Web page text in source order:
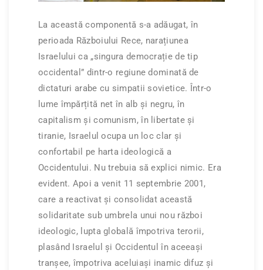
La această componentă s-a adăugat, în
perioada Războiului Rece, narațiunea
Israelului ca „singura democrație de tip
occidental” dintr-o regiune dominată de
dictaturi arabe cu simpatii sovietice. Într-o
lume împărțită net în alb și negru, în
capitalism și comunism, în libertate și
tiranie, Israelul ocupa un loc clar și
confortabil pe harta ideologică a
Occidentului. Nu trebuia să explici nimic. Era
evident. Apoi a venit 11 septembrie 2001,
care a reactivat și consolidat această
solidaritate sub umbrela unui nou război
ideologic, lupta globală împotriva terorii,
plasând Israelul și Occidentul în aceeași
tranșee, împotriva aceluiași inamic difuz și